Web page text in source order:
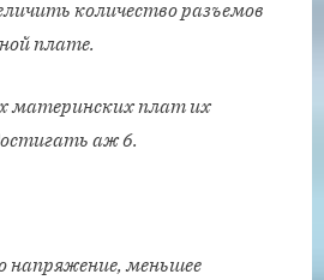
количество разъемов
плате.
материнских плат их
аж 6.
напряжение, меньшее